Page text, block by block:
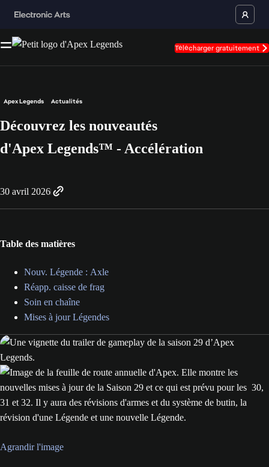
Télécharger gratuitement
Apex Legends Actualités
Découvrez les nouveautés
d'Apex Legends™ - Accélération
30 avril 2026
Table des matières
Nouv. Légende : Axle
Réapp. caisse de frag
Soin en chaîne
Mises à jour Légendes
Agrandir l'image